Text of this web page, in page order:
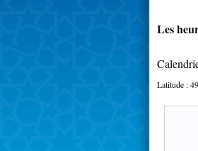
Les
Latitude :